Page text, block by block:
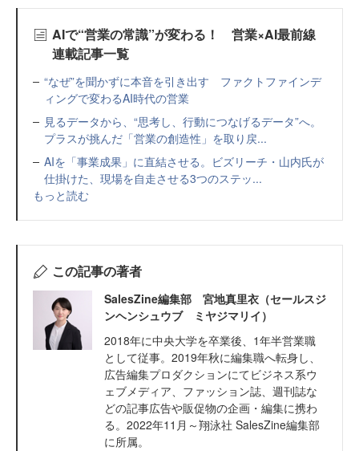
AIで“営業の常識”が変わる！ 営業×AI最前線
連載記事一覧
“なぜ”を聞かずに本音を引き出す ファクトファインデ
ィングで変わるAI時代の営業
見るデータから、“思考し、行動につなげるデータ”へ。
プラスが挑んだ「営業の創造性」を取り戻...
AIを「事業成果」に直結させる。ビズリーチ・山内氏が
仕掛けた、現場を自走させる3つのステッ...
もっと読む
この記事の著者
SalesZine編集部 宮地真里衣（セールスジ
ンヘンシュウブ ミヤジマリイ）
2018年に中央大学を卒業後、1年半営業職
として従事。2019年秋に編集職へ転身し、
広告編集プロダクションにてビジネス系ウ
ェブメディア、ファッション誌、週刊誌な
どの記事広告や販促物の企画・編集に携わ
る。2022年11月～翔泳社 SalesZine編集部
に所属。